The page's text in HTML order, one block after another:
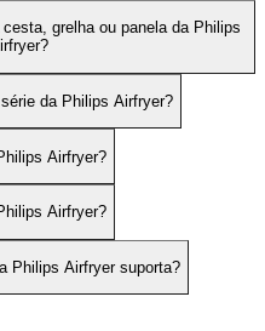
grelha ou panela da Philips
da Philips Airfryer?
Airfryer?
Airfryer?
Philips Airfryer suporta?